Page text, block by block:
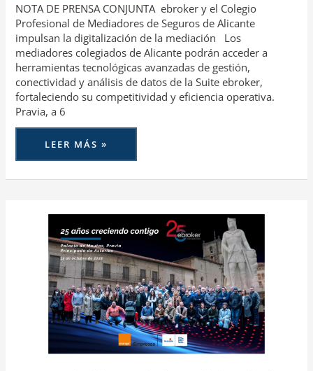
NOTA DE PRENSA CONJUNTA ebroker y el Colegio
Profesional de Mediadores de Seguros de Alicante
impulsan la digitalización de la mediación Los
mediadores colegiados de Alicante podrán acceder a
herramientas tecnológicas avanzadas de gestión,
conectividad y análisis de datos de la Suite ebroker,
fortaleciendo su competitividad y eficiencia operativa.
Pravia, a 6
LEER MÁS »
ORANGE
TELECABLE,
PATROCINADORES
EXCLUSIVOS
DEL
25º
ANIVERSARIO
DE
EBROKER